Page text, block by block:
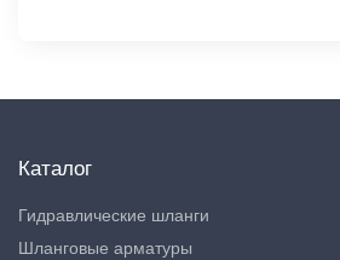
Каталог
Гидравлические шланги
Шланговые арматуры